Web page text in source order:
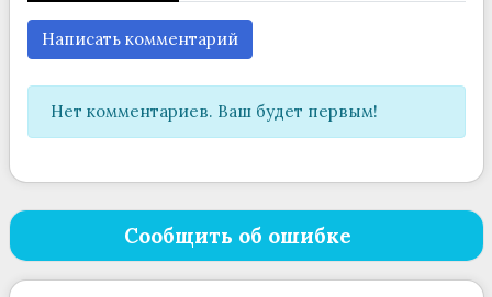
Написать комментарий
Нет комментариев. Ваш будет первым!
Сообщить об ошибке